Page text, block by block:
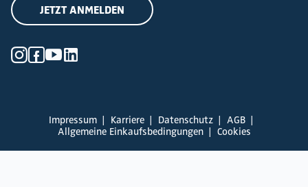
JETZT ANMELDEN
Impressum Karriere Datenschutz
AGB
Allgemeine Einkaufsbedingungen
Cookies